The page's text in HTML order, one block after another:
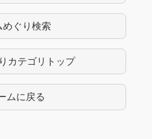
めぐり検索
カテゴリトップ
ムに戻る